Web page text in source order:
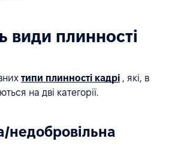
види плинності
типи плинності кадрі , які, в
на дві категорії.
недобровільна